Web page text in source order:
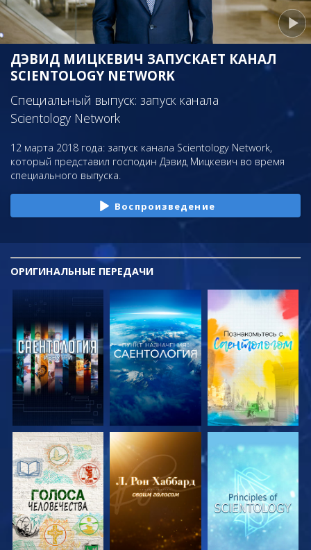
ДЭВИД МИЦКЕВИЧ ЗАПУСКАЕТ КАНАЛ
SCIENTOLOGY NETWORK
Специальный выпуск: запуск канала
Scientology Network
12 марта 2018 года: запуск канала Scientology Network,
который представил господин Дэвид Мицкевич во время
специального выпуска.
Воспроизведение
ОРИГИНАЛЬНЫЕ ПЕРЕДАЧИ
СМОТРЕТЬ
ПЕРЕДАЧИ
СМОТРЕТЬ
ПЕРЕДАЧИ
СМОТРЕТЬ
ПЕРЕДАЧИ